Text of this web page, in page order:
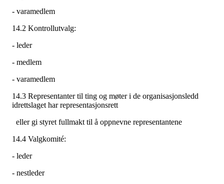
- varamedlem
14.2 Kontrollutvalg:
- leder
- medlem
- varamedlem
14.3 Representanter til ting og møter i de organisasjonsledd
idrettslaget har representasjonsrett
eller gi styret fullmakt til å oppnevne representantene
14.4 Valgkomité:
- leder
- nestleder